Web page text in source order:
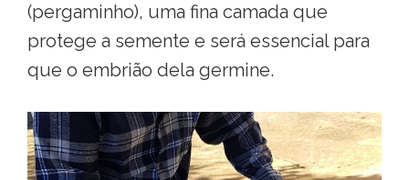
(pergaminho), uma fina camada que
protege a semente e será essencial para
que o embrião dela germine.